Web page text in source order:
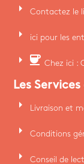
arrow_right Contactez le
arrow_right ici pour les
arrow_right coffee Chez ici :
Les
arrow_right Livraison et
arrow_right Conditions
arrow_right Conseil de